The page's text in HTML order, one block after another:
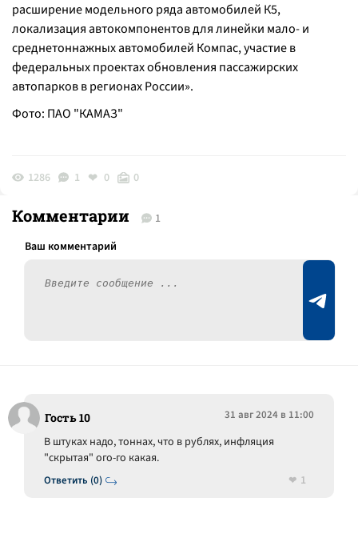
расширение модельного ряда автомобилей К5,
локализация автокомпонентов для линейки мало- и
среднетоннажных автомобилей Компас, участие в
федеральных проектах обновления пассажирских
автопарков в регионах России».
Фото: ПАО "КАМАЗ"
1286 1 0 0
Комментарии 1
Гость 10 31 авг 2024 в 11:00
Ответить (0)
В штуках надо, тоннах, что в рублях, инфляция
"скрытая" ого-го какая.
1